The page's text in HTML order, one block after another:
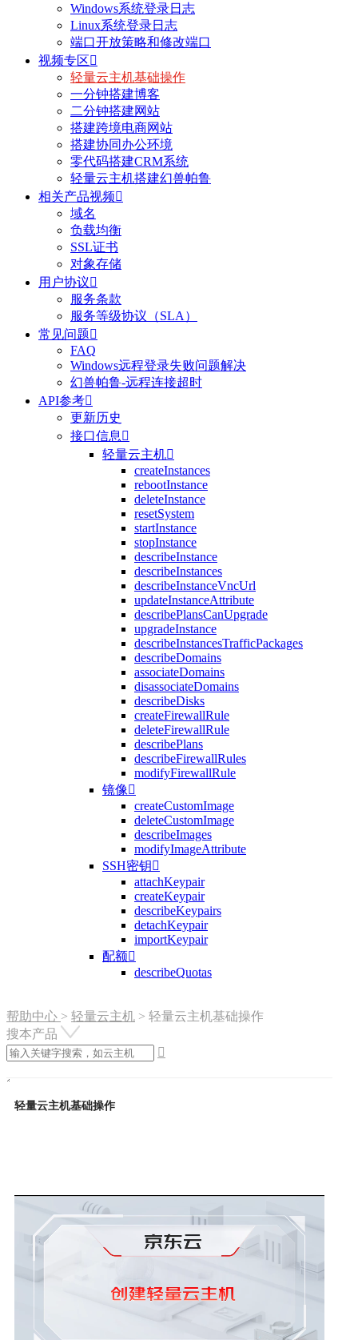
Windows系统登录日志
Linux系统登录日志
端口开放策略和修改端口
视频专区
轻量云主机基础操作
一分钟搭建博客
二分钟搭建网站
搭建跨境电商网站
搭建协同办公环境
零代码搭建CRM系统
轻量云主机搭建幻兽帕鲁
相关产品视频
域名
负载均衡
SSL证书
对象存储
用户协议
服务条款
服务等级协议（SLA）
常见问题
FAQ
Windows远程登录失败问题解决
幻兽帕鲁-远程连接超时
API参考
更新历史
接口信息 
轻量云主机
createInstances
rebootInstance
deleteInstance
resetSystem
startInstance
stopInstance
describeInstance
describeInstances
describeInstanceVncUrl
updateInstanceAttribute
describePlansCanUpgrade
upgradeInstance
describeInstancesTrafficPackages
describeDomains
associateDomains
disassociateDomains
describeDisks
createFirewallRule
deleteFirewallRule
describePlans
describeFirewallRules
modifyFirewallRule
镜像
createCustomImage
deleteCustomImage
describeImages
modifyImageAttribute
SSH密钥
attachKeypair
createKeypair
describeKeypairs
detachKeypair
importKeypair
配额
describeQuotas
帮助中心 > 轻量云主机 > 轻量云主机基础操作
搜本产品

轻量云主机基础操作